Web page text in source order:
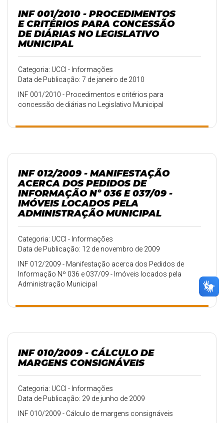
INF 001/2010 - PROCEDIMENTOS
E CRITÉRIOS PARA CONCESSÃO
DE DIÁRIAS NO LEGISLATIVO
MUNICIPAL
Categoria: UCCI - Informações
Data de Publicação: 7 de janeiro de 2010
INF 001/2010 - Procedimentos e critérios para
concessão de diárias no Legislativo Municipal
INF 012/2009 - MANIFESTAÇÃO
ACERCA DOS PEDIDOS DE
INFORMAÇÃO Nº 036 E 037/09 -
IMÓVEIS LOCADOS PELA
ADMINISTRAÇÃO MUNICIPAL
Categoria: UCCI - Informações
Data de Publicação: 12 de novembro de 2009
INF 012/2009 - Manifestação acerca dos Pedidos de
Informação Nº 036 e 037/09 - Imóveis locados pela
Administração Municipal
INF 010/2009 - CÁLCULO DE
MARGENS CONSIGNÁVEIS
Categoria: UCCI - Informações
Data de Publicação: 29 de junho de 2009
INF 010/2009 - Cálculo de margens consignáveis